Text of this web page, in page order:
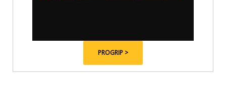
PROGRIP >